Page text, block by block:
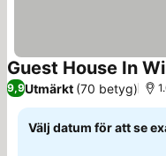
Guest House In
9,9Utmärkt (70 betyg)
Välj datum för att se